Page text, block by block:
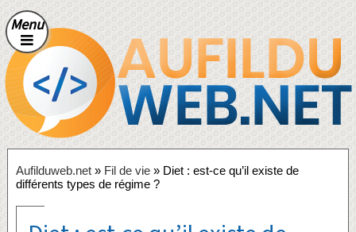
Menu
Aufilduweb.net» Fil de vie» Diet : est-ce qu’il existe de
différents types de régime ?